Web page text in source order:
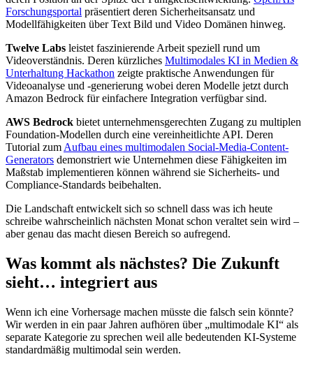
Forschungsportal präsentiert deren Sicherheitsansatz und
Modellfähigkeiten über Text Bild und Video Domänen hinweg.
Twelve Labs leistet faszinierende Arbeit speziell rund um
Videoverständnis. Deren kürzliches Multimodales KI in Medien &
Unterhaltung Hackathon zeigte praktische Anwendungen für
Videoanalyse und -generierung wobei deren Modelle jetzt durch
Amazon Bedrock für einfachere Integration verfügbar sind.
AWS Bedrock bietet unternehmensgerechten Zugang zu multiplen
Foundation-Modellen durch eine vereinheitlichte API. Deren
Tutorial zum Aufbau eines multimodalen Social-Media-Content-
Generators demonstriert wie Unternehmen diese Fähigkeiten im
Maßstab implementieren können während sie Sicherheits- und
Compliance-Standards beibehalten.
Die Landschaft entwickelt sich so schnell dass was ich heute
schreibe wahrscheinlich nächsten Monat schon veraltet sein wird –
aber genau das macht diesen Bereich so aufregend.
Was kommt als nächstes? Die Zukunft
sieht… integriert aus
Wenn ich eine Vorhersage machen müsste die falsch sein könnte?
Wir werden in ein paar Jahren aufhören über „multimodale KI“ als
separate Kategorie zu sprechen weil alle bedeutenden KI-Systeme
standardmäßig multimodal sein werden.